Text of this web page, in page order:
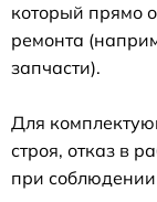
который прямо
ремонта
запчасти).
Для
строя, отказ в
при